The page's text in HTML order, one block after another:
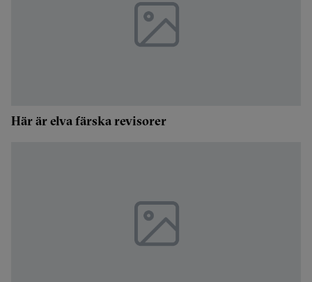
Här är elva färska revisorer